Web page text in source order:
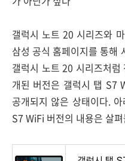
갤럭시 노트 20 시리즈와
삼성 공식 홈페이지를 통해
갤럭시 노트 20 시리즈처
개된 버전은 갤럭시 탭 S7
공개되지 않은 상태이다.
S7 WiFi 버전의 내용은 살